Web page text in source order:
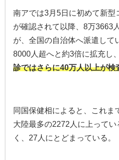
南アでは3月5日に初めて新型
が確認されて以降、8万3663
が、全国の自治体へ派遣して
8000人超へと約3倍に拡充し、
診ではさらに40万人以上が検
同国保健相によると、これま
大陸最多の2272人に上って
く、27人にとどまっている。